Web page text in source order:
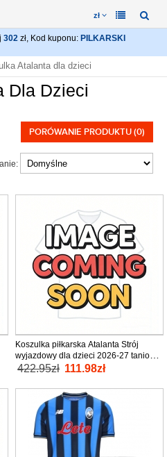
zł
302 zł, Kod kuponu: PILKARSKI
Atalanta dla dzieci
Dla Dzieci
PORÓWANIE PRODUKTU (0)
Koszulka piłkarska Atalanta Strój
wyjazdowy dla dzieci 2026-27 tanio
Krótki Rękaw (+ Krótkie spodenki)
422.95zł 111.98zł